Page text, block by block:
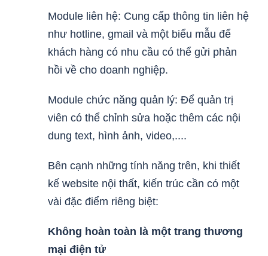
Module liên hệ: Cung cấp thông tin liên hệ
như hotline, gmail và một biểu mẫu để
khách hàng có nhu cầu có thể gửi phản
hồi về cho doanh nghiệp.
Module chức năng quản lý: Để quản trị
viên có thể chỉnh sửa hoặc thêm các nội
dung text, hình ảnh, video,....
Bên cạnh những tính năng trên, khi thiết
kế website nội thất, kiến trúc cần có một
vài đặc điểm riêng biệt:
Không hoàn toàn là một trang thương
mại điện tử